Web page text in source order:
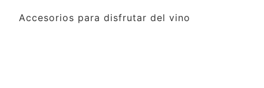
Accesorios para disfrutar del vino